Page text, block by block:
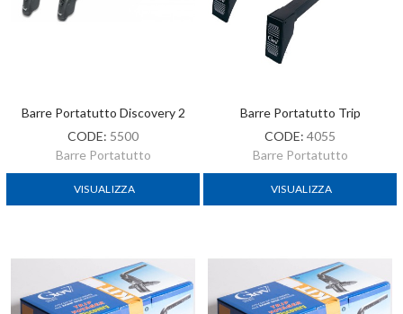
Barre Portatutto Discovery 2
CODE: 5500
Barre Portatutto
VISUALIZZA
Barre Portatutto Trip
CODE: 4055
Barre Portatutto
VISUALIZZA